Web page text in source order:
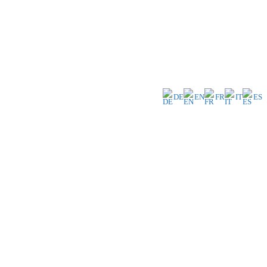
DE EN FR IT ES